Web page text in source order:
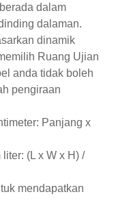
dalam
dalaman.
dinamik
Ruang Ujian
anda tidak boleh
pengiraan
Panjang x
(L x W x H) /
mendapatkan